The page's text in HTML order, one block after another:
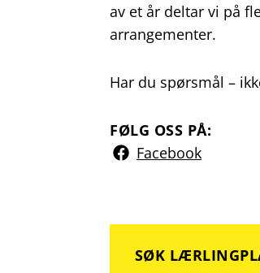
av et år deltar vi på
arrangementer.
Har du spørsmål –
FØLG OSS PÅ:
Facebook
SØK